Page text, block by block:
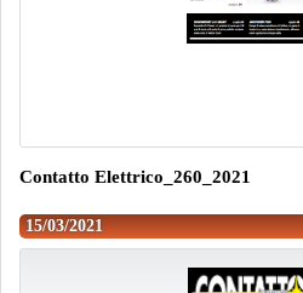
Contatto Elettrico_260_2021
15/03/2021